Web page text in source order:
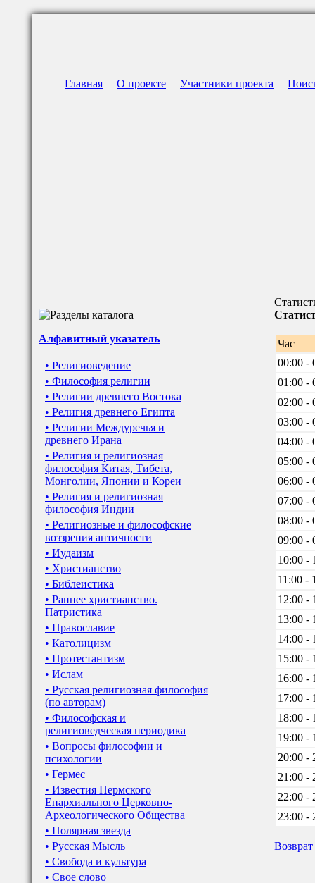
Главная О проекте Участники проекта
Алфавитный указатель
• Религиоведение
• Философия религии
• Религии древнего Востока
• Религия древнего Египта
• Религии Междуречья и
древнего Ирана
• Религия и религиозная
философия Китая, Тибета,
Монголии, Японии и Кореи
• Религия и религиозная
философия Индии
• Религиозные и философские
воззрения античности
• Иудаизм
• Христианство
• Библеистика
• Раннее христианство.
Патристика
• Православие
• Католицизм
• Протестантизм
• Ислам
• Русская религиозная философия
(по авторам)
• Философская и
религиоведческая периодика
• Вопросы философии и
психологии
• Гермес
• Известия Пермского
Епархиального Церковно-
Археологического Общества
• Полярная звезда
• Русская Мысль
• Свобода и культура
• Свое слово
Час
00:00 -
01:00 -
02:00 -
03:00 -
04:00 -
05:00 -
06:00 -
07:00 -
08:00 -
09:00 -
10:00 -
11:00 -
12:00 -
13:00 -
14:00 -
15:00 -
16:00 -
17:00 -
18:00 -
19:00 -
20:00 -
21:00 -
22:00 -
23:00 -
Возврат